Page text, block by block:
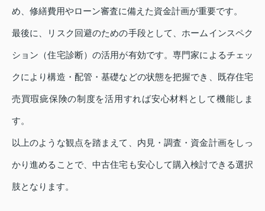
め、修繕費用やローン審査に備えた資金計画が重要です。
最後に、リスク回避のための手段として、ホームインスペク
ション（住宅診断）の活用が有効です。専門家によるチェッ
クにより構造・配管・基礎などの状態を把握でき、既存住宅
売買瑕疵保険の制度を活用すれば安心材料として機能しま
す。
以上のような観点を踏まえて、内見・調査・資金計画をしっ
かり進めることで、中古住宅も安心して購入検討できる選択
肢となります。